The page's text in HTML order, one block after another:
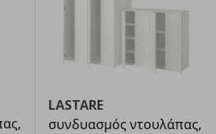
LASTARE
συνδυασμός ντουλάπας,